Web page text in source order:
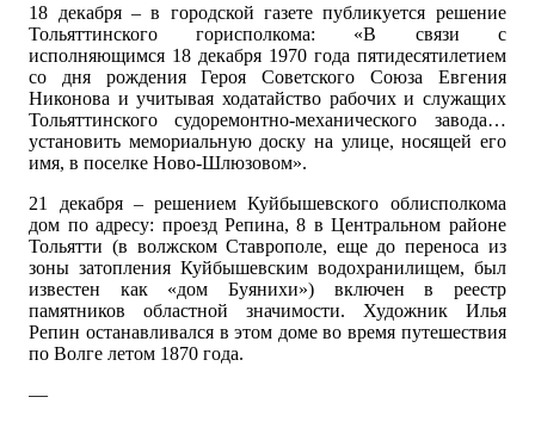
18 декабря – в городской газете публикуется решение
Тольяттинского горисполкома: «В связи с
исполняющимся 18 декабря 1970 года пятидесятилетием
со дня рождения Героя Советского Союза Евгения
Никонова и учитывая ходатайство рабочих и служащих
Тольяттинского судоремонтно-механического завода…
установить мемориальную доску на улице, носящей его
имя, в поселке Ново-Шлюзовом».
21 декабря – решением Куйбышевского облисполкома
дом по адресу: проезд Репина, 8 в Центральном районе
Тольятти (в волжском Ставрополе, еще до переноса из
зоны затопления Куйбышевским водохранилищем, был
известен как «дом Буянихи») включен в реестр
памятников областной значимости. Художник Илья
Репин останавливался в этом доме во время путешествия
по Волге летом 1870 года.
—